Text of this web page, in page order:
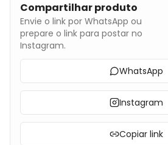
Compartilhar produto
Envie o link por WhatsApp ou
prepare o link para postar no
Instagram.
WhatsApp
Instagram
Copiar link